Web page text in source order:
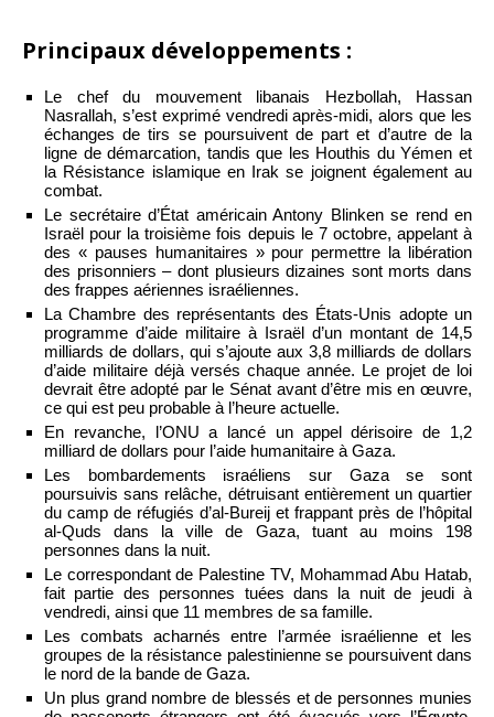
Principaux développements :
Le chef du mouvement libanais Hezbollah, Hassan
Nasrallah, s’est exprimé vendredi après-midi, alors que les
échanges de tirs se poursuivent de part et d’autre de la
ligne de démarcation, tandis que les Houthis du Yémen et
la Résistance islamique en Irak se joignent également au
combat.
Le secrétaire d’État américain Antony Blinken se rend en
Israël pour la troisième fois depuis le 7 octobre, appelant à
des « pauses humanitaires » pour permettre la libération
des prisonniers – dont plusieurs dizaines sont morts dans
des frappes aériennes israéliennes.
La Chambre des représentants des États-Unis adopte un
programme d’aide militaire à Israël d’un montant de 14,5
milliards de dollars, qui s’ajoute aux 3,8 milliards de dollars
d’aide militaire déjà versés chaque année. Le projet de loi
devrait être adopté par le Sénat avant d’être mis en œuvre,
ce qui est peu probable à l’heure actuelle.
En revanche, l’ONU a lancé un appel dérisoire de 1,2
milliard de dollars pour l’aide humanitaire à Gaza.
Les bombardements israéliens sur Gaza se sont
poursuivis sans relâche, détruisant entièrement un quartier
du camp de réfugiés d’al-Bureij et frappant près de l’hôpital
al-Quds dans la ville de Gaza, tuant au moins 198
personnes dans la nuit.
Le correspondant de Palestine TV, Mohammad Abu Hatab,
fait partie des personnes tuées dans la nuit de jeudi à
vendredi, ainsi que 11 membres de sa famille.
Les combats acharnés entre l’armée israélienne et les
groupes de la résistance palestinienne se poursuivent dans
le nord de la bande de Gaza.
Un plus grand nombre de blessés et de personnes munies